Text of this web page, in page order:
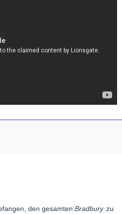
den gesamten Bradbury zu